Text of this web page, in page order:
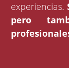
experiencias.
pero